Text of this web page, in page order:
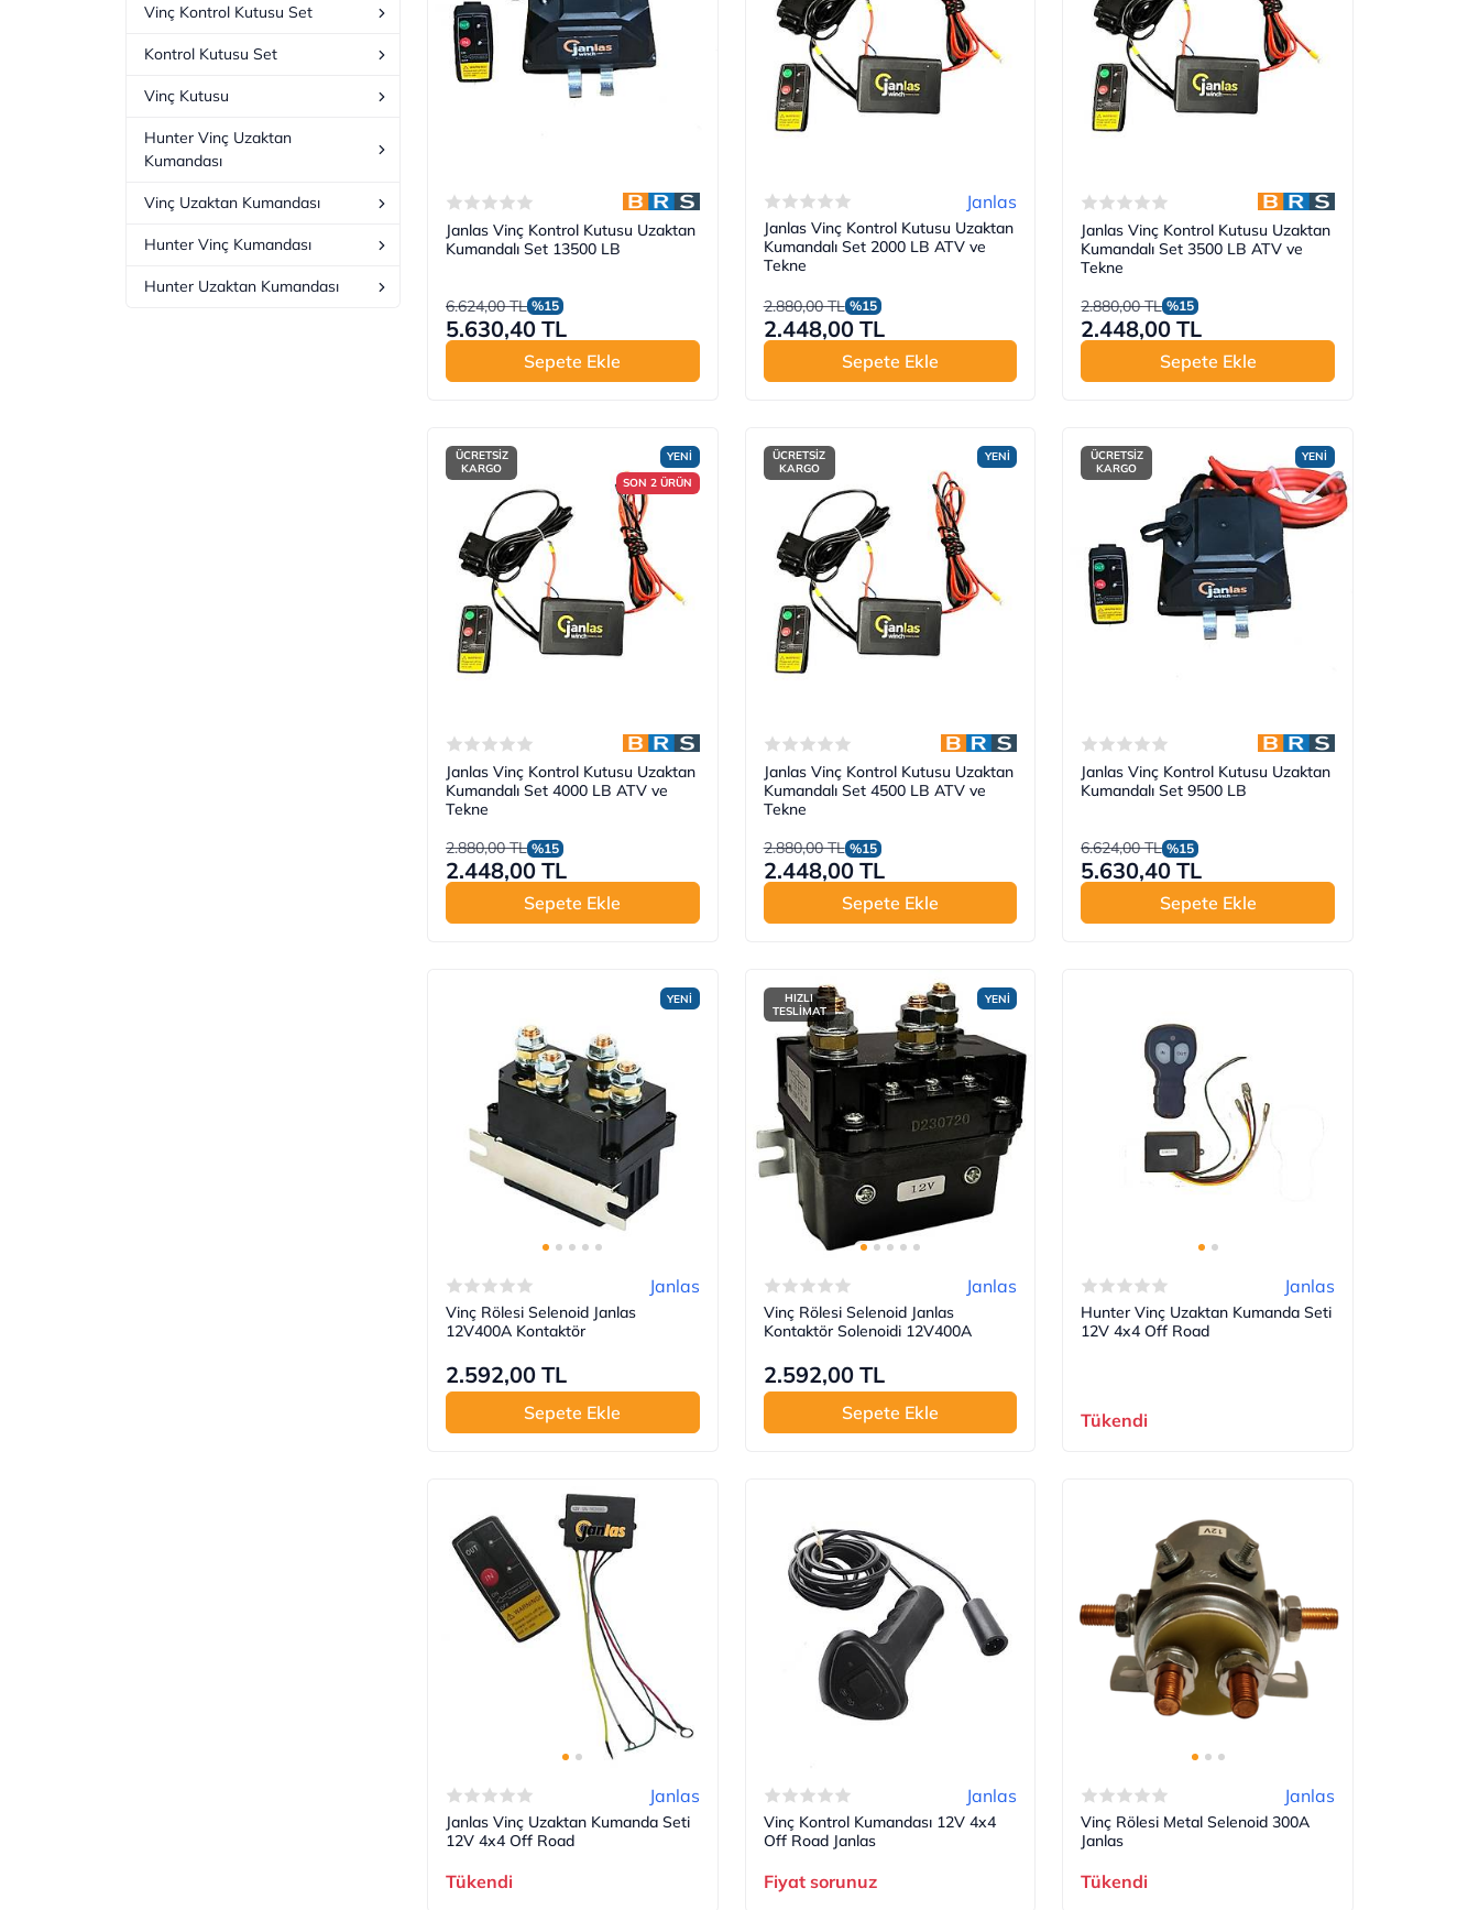
Vinç Kontrol Kutusu Set
Kontrol Kutusu Set
Vinç Kutusu
Hunter Vinç Uzaktan
Kumandası
Vinç Uzaktan Kumandası
Hunter Vinç Kumandası
Hunter Uzaktan Kumandası
Janlas Vinç Kontrol Kutusu Uzaktan
Kumandalı Set 13500 LB
6.624,00 TL %15
5.630,40 TL
Sepete Ekle
Janlas
Janlas Vinç Kontrol Kutusu Uzaktan
Kumandalı Set 2000 LB ATV ve
Tekne
2.880,00 TL %15
2.448,00 TL
Sepete Ekle
Janlas Vinç Kontrol Kutusu Uzaktan
Kumandalı Set 3500 LB ATV ve
Tekne
2.880,00 TL %15
2.448,00 TL
Sepete Ekle
YENİ
SON 2 ÜRÜN
ÜCRETSİZ
KARGO
Janlas Vinç Kontrol Kutusu Uzaktan
Kumandalı Set 4000 LB ATV ve
Tekne
2.880,00 TL %15
2.448,00 TL
Sepete Ekle
YENİ
ÜCRETSİZ
KARGO
Janlas Vinç Kontrol Kutusu Uzaktan
Kumandalı Set 4500 LB ATV ve
Tekne
2.880,00 TL %15
2.448,00 TL
Sepete Ekle
YENİ
ÜCRETSİZ
KARGO
Janlas Vinç Kontrol Kutusu Uzaktan
Kumandalı Set 9500 LB
6.624,00 TL %15
5.630,40 TL
Sepete Ekle
YENİ
Janlas
Vinç Rölesi Selenoid Janlas
12V400A Kontaktör
2.592,00 TL
Sepete Ekle
YENİ
HIZLI
TESLİMAT
Janlas
Vinç Rölesi Selenoid Janlas
Kontaktör Solenoidi 12V400A
2.592,00 TL
Sepete Ekle
Janlas
Hunter Vinç Uzaktan Kumanda Seti
12V 4x4 Off Road
Tükendi
Janlas
Janlas Vinç Uzaktan Kumanda Seti
12V 4x4 Off Road
Tükendi
Janlas
Vinç Kontrol Kumandası 12V 4x4
Off Road Janlas
Fiyat sorunuz
Janlas
Vinç Rölesi Metal Selenoid 300A
Janlas
Tükendi